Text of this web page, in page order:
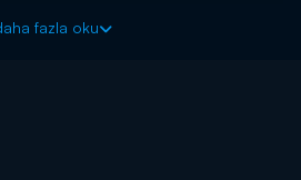
şüphelenir. Harun'un
Cem hastalığını daha ne kadar
salı akşamı 20.00'de Kanal D'de!
fazla oku